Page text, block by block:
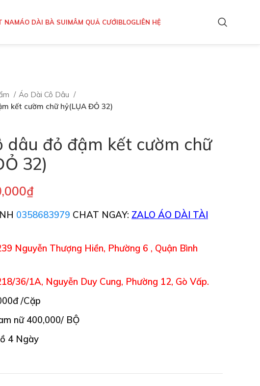
NAMÁO DÀI BÀ SUIMÂM QUẢ CƯỚIBLOGLIÊN HỆ
Áo Dài Cô Dâu
kết cườm chữ hỷ(LỤA ĐỎ 32)
dâu đỏ đậm kết cườm chữ
32)
₫
0358683979 CHAT NGAY: ZALO ÁO DÀI TÀI
Nguyễn Thượng Hiền, Phường 6 , Quận Bình
36/1A, Nguyễn Duy Cung, Phường 12, Gò Vấp.
/Cặp
nữ 400,000/ BỘ
4 Ngày